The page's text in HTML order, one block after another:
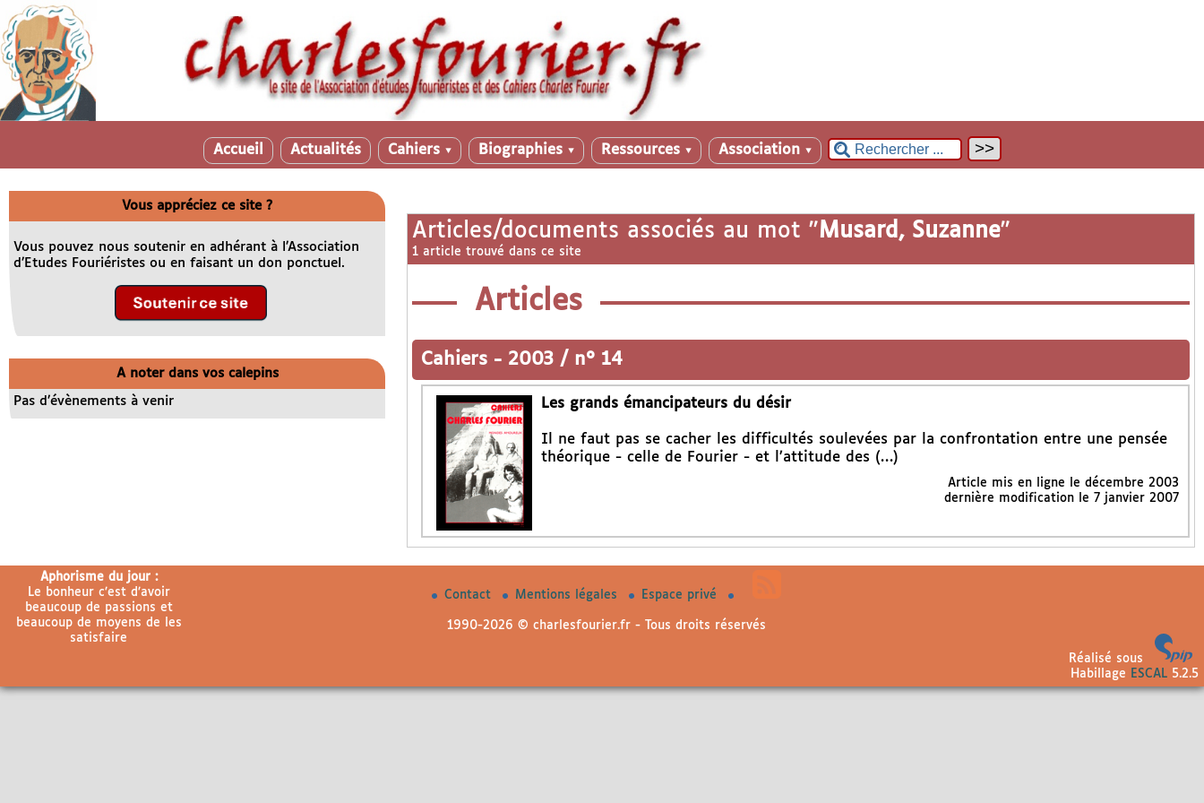
Accueil Actualités Cahiers ▼ Biographies ▼ Ressources ▼ Association ▼
Articles/documents associés au mot "Musard, Suzanne"
1 article trouvé dans ce site
Articles
Cahiers - 2003 / n° 14
Les grands émancipateurs du désir
Il ne faut pas se cacher les difficultés soulevées par la confrontation entre une pensée
théorique - celle de Fourier - et l’attitude des (…)
Article mis en ligne le décembre 2003
dernière modification le 7 janvier 2007
Vous appréciez ce site ?
Vous pouvez nous soutenir en adhérant à l’Association
d’Etudes Fouriéristes ou en faisant un don ponctuel.
A noter dans vos calepins
Pas d’évènements à venir
Aphorisme du jour :
Le bonheur c’est d’avoir
beaucoup de passions et
beaucoup de moyens de les
satisfaire
Contact Mentions légales Espace privé
1990-2026 © charlesfourier.fr - Tous droits réservés
Réalisé sous
Habillage
ESCAL5.2.5